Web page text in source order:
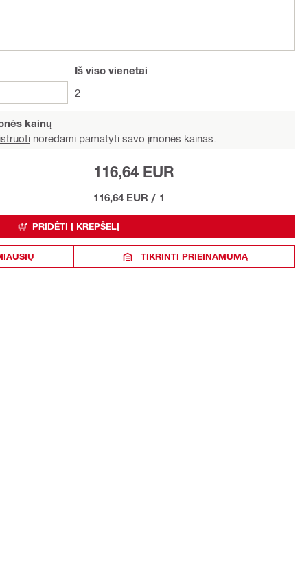
Iš viso vienetai
2
kainų
norėdami pamatyti savo įmonės kainas.
116,64 EUR
116,64 EUR / 1
PRIDĖTI Į KREPŠELĮ
TIKRINTI PRIEINAMUMĄ